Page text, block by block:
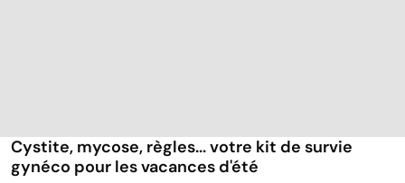
Cystite, mycose, règles... votre kit de survie
gynéco pour les vacances d'été